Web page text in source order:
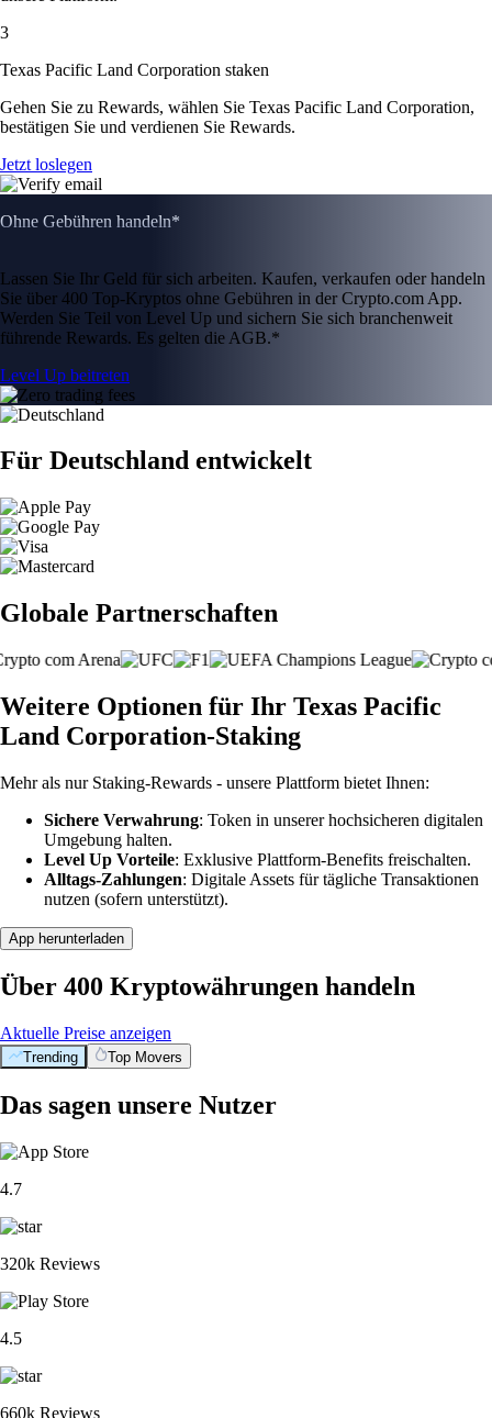
3
Texas Pacific Land Corporation staken
Gehen Sie zu Rewards, wählen Sie Texas Pacific Land Corporation,
bestätigen Sie und verdienen Sie Rewards.
Jetzt loslegen
Ohne Gebühren handeln*
Lassen Sie Ihr Geld für sich arbeiten. Kaufen, verkaufen oder handeln
Sie über 400 Top-Kryptos ohne Gebühren in der Crypto.com App.
Werden Sie Teil von Level Up und sichern Sie sich branchenweit
führende Rewards. Es gelten die AGB.*
Level Up beitreten
Für Deutschland entwickelt
Globale Partnerschaften
Weitere Optionen für Ihr Texas Pacific
Land Corporation-Staking
Mehr als nur Staking-Rewards - unsere Plattform bietet Ihnen:
Sichere Verwahrung: Token in unserer hochsicheren digitalen
Umgebung halten.
Level Up Vorteile: Exklusive Plattform-Benefits freischalten.
Alltags-Zahlungen: Digitale Assets für tägliche Transaktionen
nutzen (sofern unterstützt).
App herunterladen
Über 400 Kryptowährungen handeln
Aktuelle Preise anzeigen
Trending Top Movers
Das sagen unsere Nutzer
4.7
320k Reviews
4.5
660k Reviews